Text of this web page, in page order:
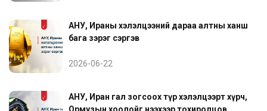
АНУ, Ираны хэлэлцээний дараа алтны ханш
бага зэрэг сэргэв
2026-06-22
АНУ, Иран гал зогсоох түр хэлэлцээрт хүрч,